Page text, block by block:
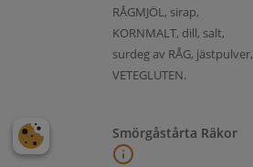
RÅGMJÖL, sirap,
KORNMALT, dill, salt,
surdeg av RÅG, jästpulver,
VETEGLUTEN.
Smörgåstårta Räkor